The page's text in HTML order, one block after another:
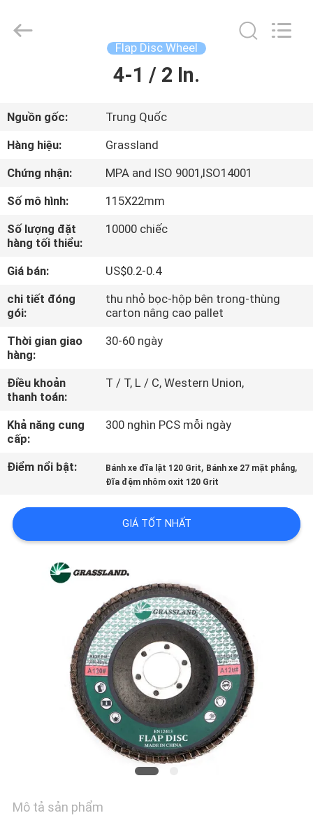
CÁC
SẢN
PHẨM
VỀ
TÔI
QUAN
NHÀ
MÁY
KIỂM
SOÁT
LƯỢNG
Flap Disc Wheel
4-1 / 2 In.
Nguồn gốc:
Trung Quốc
Hàng hiệu:
Grassland
Chứng nhận:
MPA and ISO 9001,ISO14001
Số mô hình:
115X22mm
Số lượng đặt
hàng tối thiểu:
10000 chiếc
Giá bán:
US$0.2-0.4
chi tiết đóng
gói:
thu nhỏ bọc-hộp bên trong-thùng
carton nâng cao pallet
Thời gian giao
hàng:
30-60 ngày
Điều khoản
thanh toán:
T / T, L / C, Western Union,
Khả năng cung
cấp:
300 nghìn PCS mỗi ngày
Điểm nổi bật: Bánh xe đĩa lật 120 Grit, Bánh xe 27 mặt phẳng,
Đĩa đệm nhôm oxit 120 Grit
GIÁ TỐT NHẤT
Mô tả sản phẩm